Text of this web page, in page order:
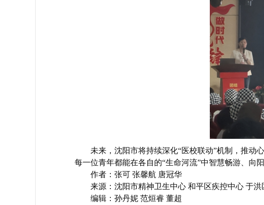
未来，沈阳市将持续深化“医校联动”机制，推动
每一位青年都能在各自的“生命河流”中智慧畅游、向阳
作者：张可 张馨航 唐冠华
来源：沈阳市精神卫生中心 和平区疾控中心 于洪
编辑：孙丹妮 范烜睿 董超